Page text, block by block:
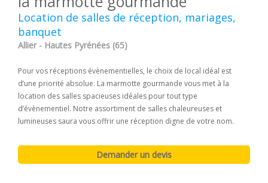
Location de salles de réception, mariages,
banquet
Allier - Hautes Pyrénées (65)
Pour vos réceptions évènementielles, le choix de local idéal est
d’une priorité absolue. La marmotte gourmande vous met à la
location des salles spacieuses idéales pour tout type
d’évènementiel. Notre assortiment de salles chaleureuses et
lumineuses saura vous offrir une réception digne de votre nom.